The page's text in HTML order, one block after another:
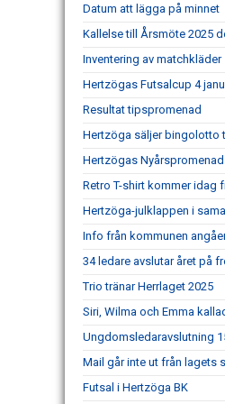
Datum att lägga på minnet
Kallelse till Årsmöte 2025
Inventering av matchkläder
Hertzögas Futsalcup 4
Resultat tipspromenad
Hertzöga säljer bingolotto
Hertzögas Nyårspromenad
Retro T-shirt kommer idag
Hertzöga-julklappen i
Info från kommunen
34 ledare avslutar året på
Trio tränar Herrlaget 2025
Siri, Wilma och Emma
Ungdomsledaravslutning
Mail går inte ut från lagets
Futsal i Hertzöga BK